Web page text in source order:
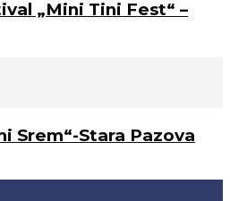
„Mini Tini Fest“ –
Srem“-Stara Pazova